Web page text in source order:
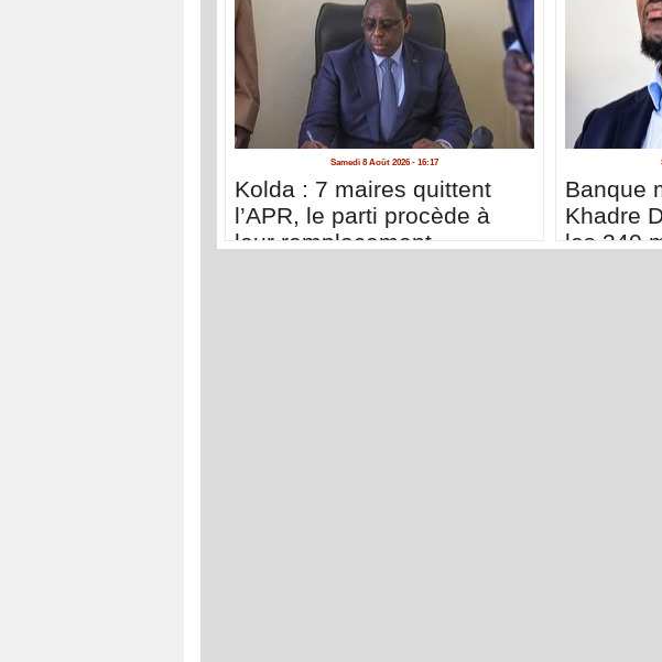
Samedi 8 Août 2026 - 16:17
Kolda : 7 maires quittent
l’APR, le parti procède à
leur remplacement
Banque
Khadre
les 340